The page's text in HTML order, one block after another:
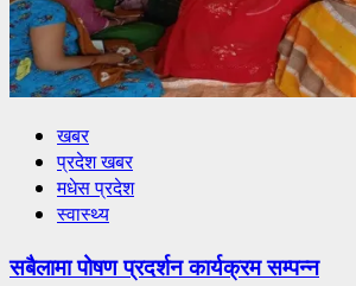
खबर
प्रदेश खबर
मधेस प्रदेश
स्वास्थ्य
सबैलामा पोषण प्रदर्शन कार्यक्रम सम्पन्न